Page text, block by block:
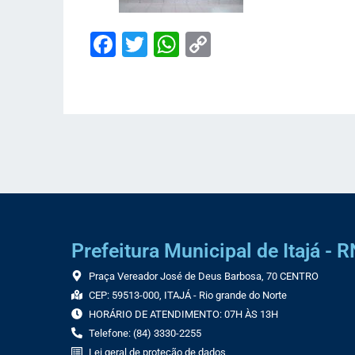
Facebook
TwitterWhatsApp
Copy
Prefeitura Municipal de Itajá -
Praça Vereador José de Deus Barbosa, 70 CENTRO
CEP: 59513-000, ITAJÁ - Rio grande do Norte
HORÁRIO DE ATENDIMENTO: 07H ÀS 13H
Telefone: (84) 3330-2255
Lei geral de proteção de dados